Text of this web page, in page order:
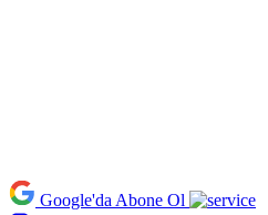
Google'da Abone Ol